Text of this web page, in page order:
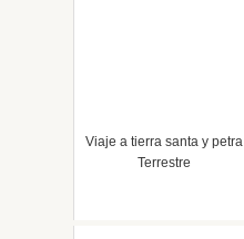
Viaje a tierra santa y petra
Terrestre